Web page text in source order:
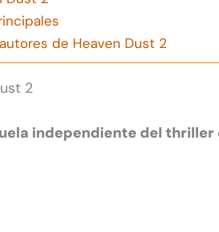
de Heaven Dust 2
2
independiente del